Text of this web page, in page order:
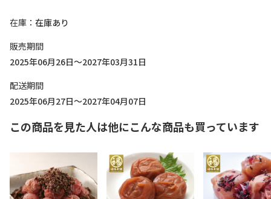
在庫
在庫あり
販売期間
2025年06月26日～2027年03月31日
配送期間
2025年06月27日～2027年04月07日
この商品を見た人は他にこんな商品も買っています